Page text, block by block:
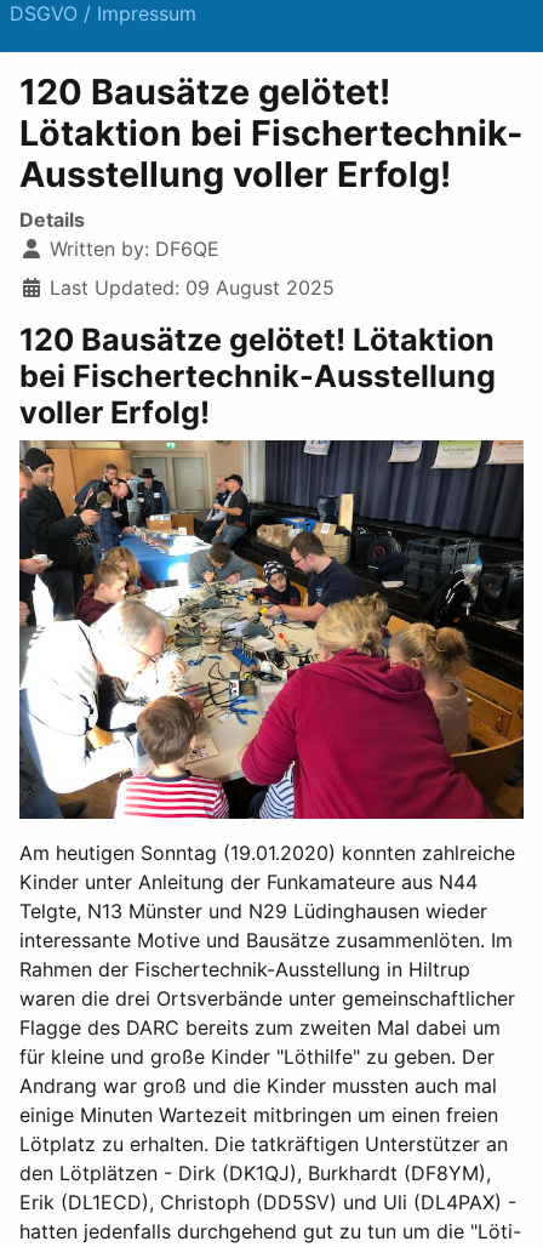
DSGVO / Impressum
120 Bausätze gelötet!
Lötaktion bei Fischertechnik-
Ausstellung voller Erfolg!
Details
Written by: DF6QE
Last Updated: 09 August 2025
120 Bausätze gelötet! Lötaktion
bei Fischertechnik-Ausstellung
voller Erfolg!
Am heutigen Sonntag (19.01.2020) konnten zahlreiche
Kinder unter Anleitung der Funkamateure aus N44
Telgte, N13 Münster und N29 Lüdinghausen wieder
interessante Motive und Bausätze zusammenlöten. Im
Rahmen der Fischertechnik-Ausstellung in Hiltrup
waren die drei Ortsverbände unter gemeinschaftlicher
Flagge des DARC bereits zum zweiten Mal dabei um
für kleine und große Kinder "Löthilfe" zu geben. Der
Andrang war groß und die Kinder mussten auch mal
einige Minuten Wartezeit mitbringen um einen freien
Lötplatz zu erhalten. Die tatkräftigen Unterstützer an
den Lötplätzen - Dirk (DK1QJ), Burkhardt (DF8YM),
Erik (DL1ECD), Christoph (DD5SV) und Uli (DL4PAX) -
hatten jedenfalls durchgehend gut zu tun um die "Löti-